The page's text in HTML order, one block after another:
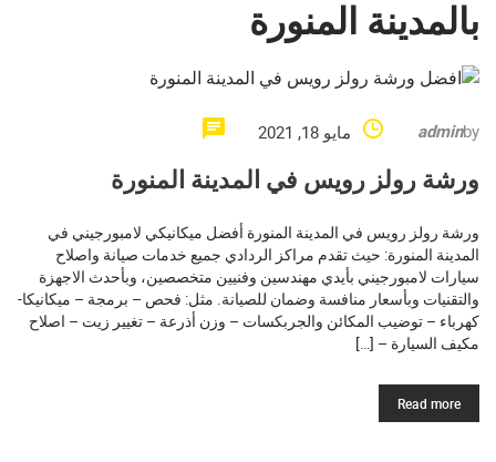
بالمدينة المنورة
by
admin مايو 18, 2021
ورشة رولز رويس في المدينة المنورة
ورشة رولز رويس في المدينة المنورة أفضل ميكانيكي لامبورجيني في
المدينة المنورة: حيث تقدم مراكز الردادي جميع خدمات صيانة واصلاح
سيارات لامبورجيني بأيدي مهندسين وفنيين متخصصين، وبأحدث الاجهزة
والتقنيات وبأسعار منافسة وضمان للصيانة. مثل: فحص – برمجة – ميكانيكا-
كهرباء – توضيب المكائن والجربكسات – وزن أذرعة – تغيير زيت – اصلاح
مكيف السيارة – […]
Read more